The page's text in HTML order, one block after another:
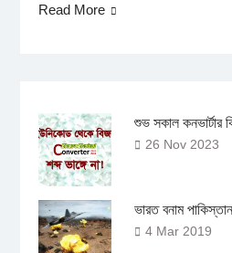
Read More
শুভ সকাল কনভার্টার
26 Nov 2023
ভারত বনাম
4 Mar 2019